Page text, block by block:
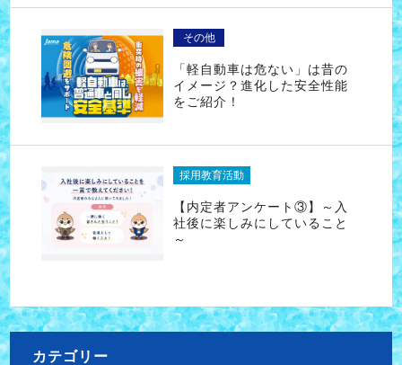
その他
「軽自動車は危ない」は昔の
イメージ？進化した安全性能
をご紹介！
採用教育活動
【内定者アンケート③】～入
社後に楽しみにしていること
～
カテゴリー